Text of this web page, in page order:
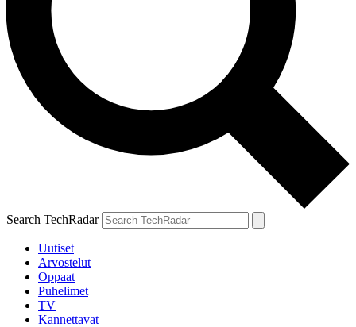
Search TechRadar
Uutiset
Arvostelut
Oppaat
Puhelimet
TV
Kannettavat